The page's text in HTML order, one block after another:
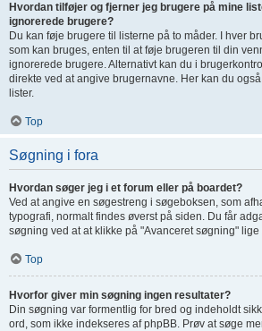
Hvordan tilføjer og fjerner jeg brugere på mine
ignorerede brugere?
Du kan føje brugere til listerne på to måder. I hver
som kan bruges, enten til at føje brugeren til din
ignorerede brugere. Alternativt kan du i
direkte ved at angive brugernavne. Her kan du
lister.
Top
Søgning i fora
Hvordan søger jeg i et forum eller på boardet?
Ved at angive en søgestreng i søgeboksen, som
typografi, normalt findes øverst på siden. Du får
søgning ved at at klikke på "Avanceret søgning"
Top
Hvorfor giver min søgning ingen resultater?
Din søgning var formentlig for bred og indeholdt
ord, som ikke indekseres af phpBB. Prøv at søge